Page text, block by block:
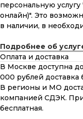
персональную
онлайн)". Это
в наличии, в
Подробнее об
Оплата и доставка
В Москве доступна
000 рублей доставка
В регионы и МО
компанией СДЭК. При
бесплатная.